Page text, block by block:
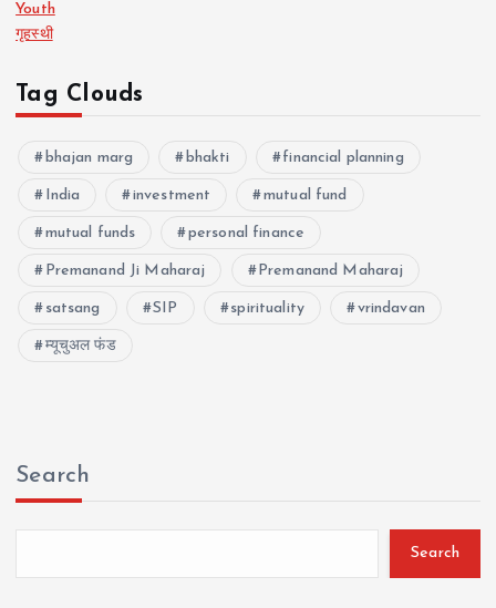
Youth
गृहस्थी
Tag Clouds
bhajan marg bhakti financial planning
India investment mutual fund
mutual funds personal finance
Premanand Ji Maharaj Premanand Maharaj
satsang SIP spirituality vrindavan
म्यूचुअल फंड
Search
Search